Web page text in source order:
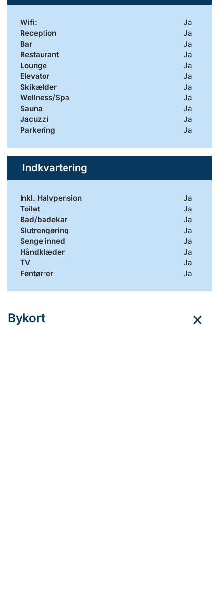
Wifi:
Ja
Reception
Ja
Bar
Ja
Restaurant
Ja
Lounge
Ja
Elevator
Ja
Skikælder
Ja
Wellness/Spa
Ja
Sauna
Ja
Jacuzzi
Ja
Parkering
Ja
Indkvartering
Inkl. Halvpension
Ja
Toilet
Ja
Bad/badekar
Ja
Slutrengøring
Ja
Sengelinned
Ja
Håndklæder
Ja
TV
Ja
Føntørrer
Ja
Bykort